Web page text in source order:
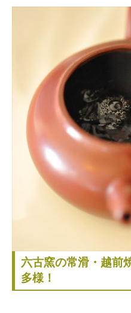
六古窯の常滑・越前
多様！